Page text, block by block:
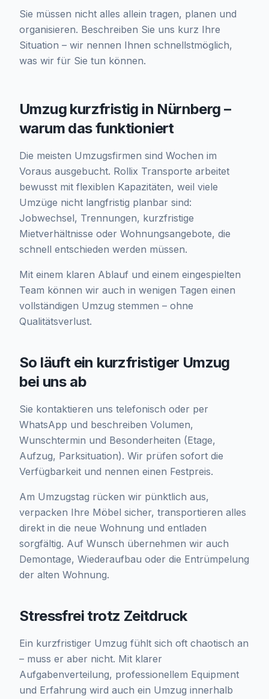
Sie müssen nicht alles allein tragen, planen und
organisieren. Beschreiben Sie uns kurz Ihre
Situation – wir nennen Ihnen schnellstmöglich,
was wir für Sie tun können.
Umzug kurzfristig in Nürnberg –
warum das funktioniert
Die meisten Umzugsfirmen sind Wochen im
Voraus ausgebucht. Rollix Transporte arbeitet
bewusst mit flexiblen Kapazitäten, weil viele
Umzüge nicht langfristig planbar sind:
Jobwechsel, Trennungen, kurzfristige
Mietverhältnisse oder Wohnungsangebote, die
schnell entschieden werden müssen.
Mit einem klaren Ablauf und einem eingespielten
Team können wir auch in wenigen Tagen einen
vollständigen Umzug stemmen – ohne
Qualitätsverlust.
So läuft ein kurzfristiger Umzug
bei uns ab
Sie kontaktieren uns telefonisch oder per
WhatsApp und beschreiben Volumen,
Wunschtermin und Besonderheiten (Etage,
Aufzug, Parksituation). Wir prüfen sofort die
Verfügbarkeit und nennen einen Festpreis.
Am Umzugstag rücken wir pünktlich aus,
verpacken Ihre Möbel sicher, transportieren alles
direkt in die neue Wohnung und entladen
sorgfältig. Auf Wunsch übernehmen wir auch
Demontage, Wiederaufbau oder die Entrümpelung
der alten Wohnung.
Stressfrei trotz Zeitdruck
Ein kurzfristiger Umzug fühlt sich oft chaotisch an
– muss er aber nicht. Mit klarer
Aufgabenverteilung, professionellem Equipment
und Erfahrung wird auch ein Umzug innerhalb